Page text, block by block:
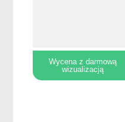
Wycena z darmową
wizualizacją